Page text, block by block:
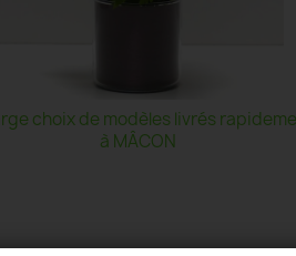
choix de modèles livrés
à MÂCON